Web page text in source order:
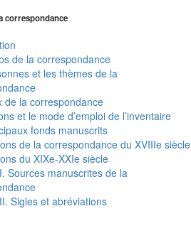
correspondance
de la correspondance
et les thèmes de la
de la correspondance
et le mode d’emploi de l’inventaire
fonds manuscrits
de la correspondance du XVIIIe siècle
du XIXe-XXIe siècle
Sources manuscrites de la
Sigles et abréviations